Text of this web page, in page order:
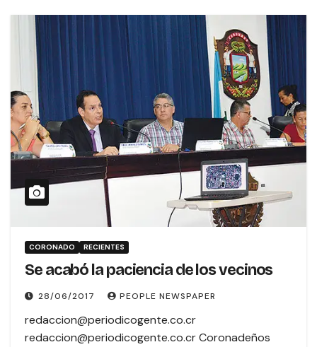
CORONADO RECIENTES
Se acabó la paciencia de los vecinos
28/06/2017 PEOPLE NEWSPAPER
redaccion@periodicogente.co.cr
redaccion@periodicogente.co.cr Coronadeños